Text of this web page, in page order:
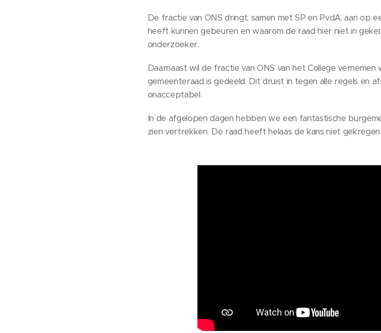
De fractie van ONS dringt, samen met SP en PvdA, aan op
heeft kunnen gebeuren en waarom de raad hier niet in
onderzoeker.
Daarnaast wil de fractie van ONS van het College
gemeenteraad is gedeeld. Dit druist in tegen alle regels en
onacceptabel.
In de afgelopen dagen hebben we een fantastische
zien vertrekken. De raad heeft helaas de kans niet